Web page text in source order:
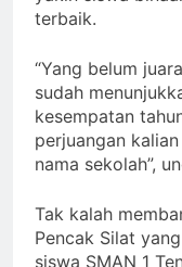
terbaik.
“Yang belum
sudah
kesempatan
perjuangan
nama sekolah”,
Tak kalah
Pencak Silat
siswa SMAN 1